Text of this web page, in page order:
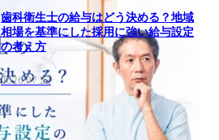
歯科衛生士の給与はどう決める？地域
相場を基準にした採用に強い給与設定
の考え方
2026.07.22